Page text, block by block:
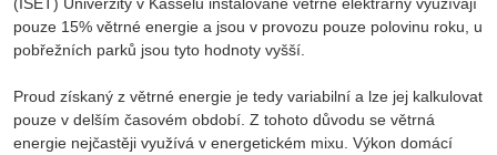
pouze 15% větrné energie a jsou v provozu pouze polovinu roku, u
pobřežních parků jsou tyto hodnoty vyšší.
Proud získaný z větrné energie je tedy variabilní a lze jej kalkulovat
pouze v delším časovém období. Z tohoto důvodu se větrná
energie nejčastěji využívá v energetickém mixu. Výkon domácí